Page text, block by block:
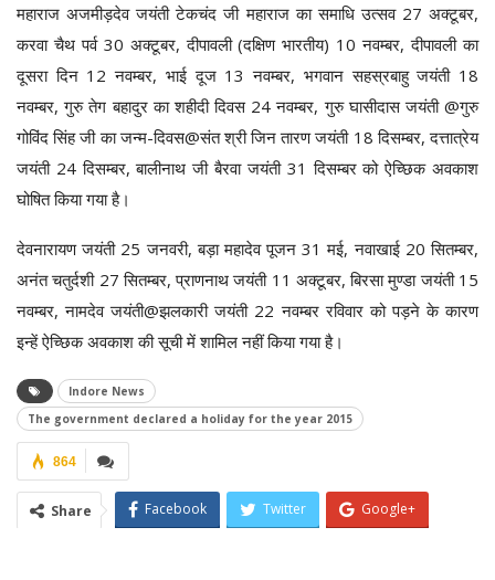
महाराज अजमीड़देव जयंती टेकचंद जी महाराज का समाधि उत्सव 27 अक्टूबर,
करवा चैथ पर्व 30 अक्टूबर, दीपावली (दक्षिण भारतीय) 10 नवम्बर, दीपावली का
दूसरा दिन 12 नवम्बर, भाई दूज 13 नवम्बर, भगवान सहस्रबाहु जयंती 18
नवम्बर, गुरु तेग बहादुर का शहीदी दिवस 24 नवम्बर, गुरु घासीदास जयंती @गुरु
गोविंद सिंह जी का जन्म-दिवस@संत श्री जिन तारण जयंती 18 दिसम्बर, दत्तात्रेय
जयंती 24 दिसम्बर, बालीनाथ जी बैरवा जयंती 31 दिसम्बर को ऐच्छिक अवकाश
घोषित किया गया है।
देवनारायण जयंती 25 जनवरी, बड़ा महादेव पूजन 31 मई, नवाखाई 20 सितम्बर,
अनंत चतुर्दशी 27 सितम्बर, प्राणनाथ जयंती 11 अक्टूबर, बिरसा मुण्डा जयंती 15
नवम्बर, नामदेव जयंती@झलकारी जयंती 22 नवम्बर रविवार को पड़ने के कारण
इन्हें ऐच्छिक अवकाश की सूची में शामिल नहीं किया गया है।
Indore News
The government declared a holiday for the year 2015
864
Share Facebook Twitter Google+